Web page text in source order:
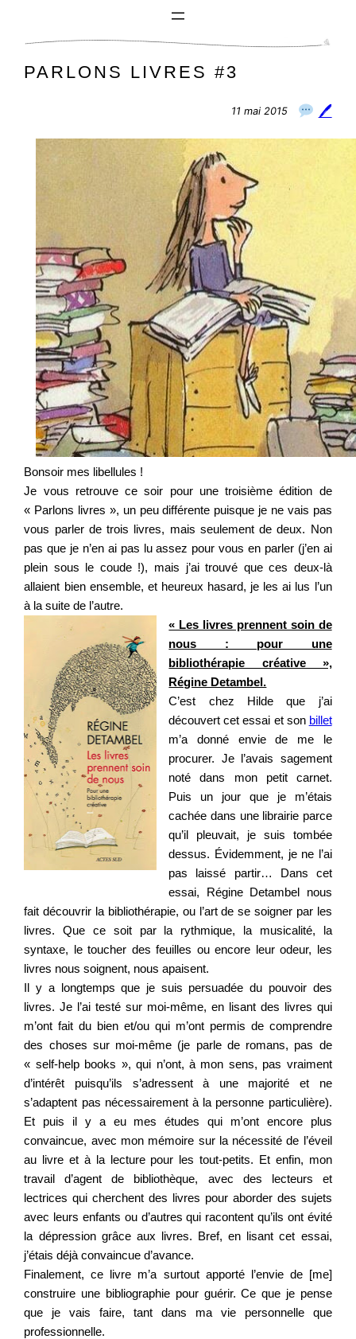
PARLONS LIVRES #3
11 mai 2015 🖊
Bonsoir mes libellules !
Je vous retrouve ce soir pour une troisième édition de
« Parlons livres », un peu différente puisque je ne vais pas
vous parler de trois livres, mais seulement de deux. Non
pas que je n’en ai pas lu assez pour vous en parler (j’en ai
plein sous le coude !), mais j’ai trouvé que ces deux-là
allaient bien ensemble, et heureux hasard, je les ai lus l’un
à la suite de l’autre.
« Les livres prennent soin de
nous : pour une
bibliothérapie créative »,
Régine Detambel.
C’est chez Hilde que j’ai
découvert cet essai et son billet
m’a donné envie de me le
procurer. Je l’avais sagement
noté dans mon petit carnet.
Puis un jour que je m’étais
cachée dans une librairie parce
qu’il pleuvait, je suis tombée
dessus. Évidemment, je ne l’ai
pas laissé partir… Dans cet
essai, Régine Detambel nous
fait découvrir la bibliothérapie, ou l’art de se soigner par les
livres. Que ce soit par la rythmique, la musicalité, la
syntaxe, le toucher des feuilles ou encore leur odeur, les
livres nous soignent, nous apaisent.
Il y a longtemps que je suis persuadée du pouvoir des
livres. Je l’ai testé sur moi-même, en lisant des livres qui
m’ont fait du bien et/ou qui m’ont permis de comprendre
des choses sur moi-même (je parle de romans, pas de
« self-help books », qui n’ont, à mon sens, pas vraiment
d’intérêt puisqu’ils s’adressent à une majorité et ne
s’adaptent pas nécessairement à la personne particulière).
Et puis il y a eu mes études qui m’ont encore plus
convaincue, avec mon mémoire sur la nécessité de l’éveil
au livre et à la lecture pour les tout-petits. Et enfin, mon
travail d’agent de bibliothèque, avec des lecteurs et
lectrices qui cherchent des livres pour aborder des sujets
avec leurs enfants ou d’autres qui racontent qu’ils ont évité
la dépression grâce aux livres. Bref, en lisant cet essai,
j’étais déjà convaincue d’avance.
Finalement, ce livre m’a surtout apporté l’envie de [me]
construire une bibliographie pour guérir. Ce que je pense
que je vais faire, tant dans ma vie personnelle que
professionnelle.